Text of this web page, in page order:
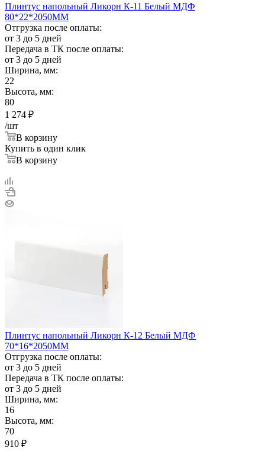
Плинтус напольный Ликорн К-11 Белый МДФ
80*22*2050ММ
Отгрузка после оплаты:
от 3 до 5 дней
Передача в ТК после оплаты:
от 3 до 5 дней
Ширина, мм:
22
Высота, мм:
80
1 274 ₽
/шт
В корзину
Купить в один клик
В корзину
Плинтус напольный Ликорн К-12 Белый МДФ
70*16*2050ММ
Отгрузка после оплаты:
от 3 до 5 дней
Передача в ТК после оплаты:
от 3 до 5 дней
Ширина, мм:
16
Высота, мм:
70
910 ₽